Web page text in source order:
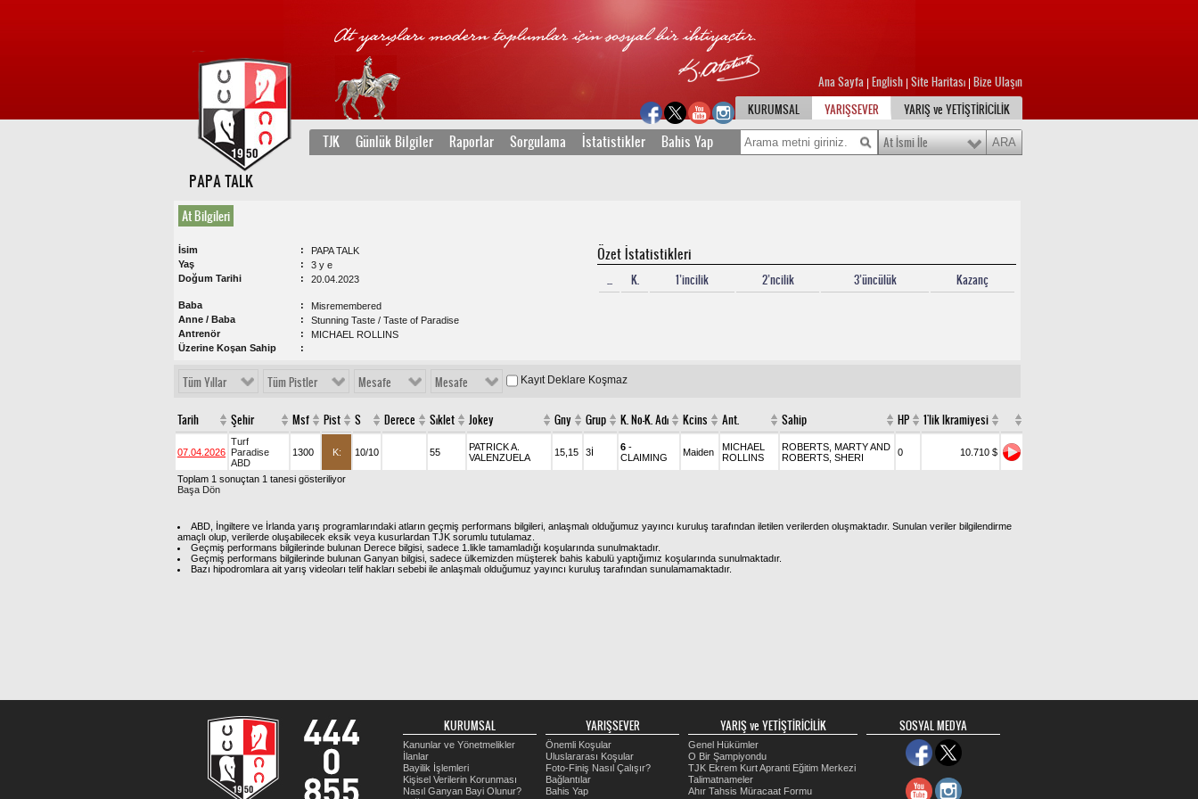
Ana Sayfa English Site Haritası Bize Ulaşın
KURUMSAL
YARIŞSEVER YARIŞ ve YETİŞTİRİCİLİK
TJK Günlük Bilgiler Raporlar Sorgulama İstatistikler Bahis Yap At İsmi İle
PAPA TALK
At Bilgileri
İsim
PAPA TALK
Yaş
3 y e
Doğum Tarihi
20.04.2023
Baba
Misremembered
Anne / Baba
Stunning Taste / Taste of Paradise
Antrenör
MICHAEL ROLLINS
Üzerine Koşan Sahip
Özet İstatistikleri
... K. 1’incilik 2’ncilik 3’üncülük Kazanç
Tüm Yıllar Tüm Pistler Mesafe Mesafe Kayıt Deklare Koşmaz
Tarih Şehir Msf Pist S Derece Sıklet Jokey Gny Grup K. No-K. Adı Kcins Ant. Sahip HP 1'lik Ikramiyesi
07.04.2026
Turf
Paradise
ABD
1300 K: 10/10 55
PATRICK A.
VALENZUELA
15,15 3İ 6 -
CLAIMING
Maiden
MICHAEL
ROLLINS
ROBERTS, MARTY AND
ROBERTS, SHERI
0 10.710 $
Toplam 1 sonuçtan 1 tanesi gösteriliyor
Başa Dön
ABD, İngiltere ve İrlanda yarış programlarındaki atların geçmiş performans bilgileri, anlaşmalı olduğumuz yayıncı kuruluş tarafından iletilen verilerden oluşmaktadır. Sunulan veriler bilgilendirme
amaçlı olup, verilerde oluşabilecek eksik veya kusurlardan TJK sorumlu tutulamaz.
Geçmiş performans bilgilerinde bulunan Derece bilgisi, sadece 1.likle tamamladığı koşularında sunulmaktadır.
Geçmiş performans bilgilerinde bulunan Ganyan bilgisi, sadece ülkemizden müşterek bahis kabulü yaptığımız koşularında sunulmaktadır.
Bazı hipodromlara ait yarış videoları telif hakları sebebi ile anlaşmalı olduğumuz yayıncı kuruluş tarafından sunulamamaktadır.
KURUMSAL
Kanunlar ve Yönetmelikler
İlanlar
Bayilik İşlemleri
Kişisel Verilerin Korunması
Nasıl Ganyan Bayi Olunur?
YARIŞSEVER
Önemli Koşular
Uluslararası Koşular
Foto-Finiş Nasıl Çalışır?
Bağlantılar
Bahis Yap
YARIŞ ve YETİŞTİRİCİLİK
Genel Hükümler
O Bir Şampiyondu
TJK Ekrem Kurt Apranti Eğitim Merkezi
Talimatnameler
Ahır Tahsis Müracaat Formu
SOSYAL MEDYA